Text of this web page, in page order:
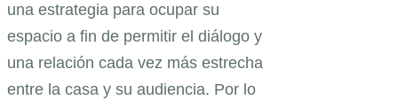
una estrategia para ocupar su
espacio a fin de permitir el diálogo y
una relación cada vez más estrecha
entre la casa y su audiencia. Por lo